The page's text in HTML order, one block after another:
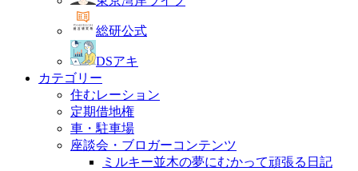
総研公式
DSアキ
カテゴリー
住むレーション
定期借地権
車・駐車場
座談会・ブロガーコンテンツ
ミルキー並木の夢にむかって頑張る日記